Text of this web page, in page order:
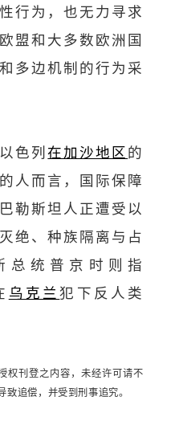
行为，也无力寻求
盟和大多数欧洲国
多边机制的行为采
色列在加沙地区的
人而言，国际保障
勒斯坦人正遭受以
绝、种族隔离与占
统普京时则指
乌克兰犯下反人类
权刊登之内容，未经许可请不
追偿，并受到刑事追究。